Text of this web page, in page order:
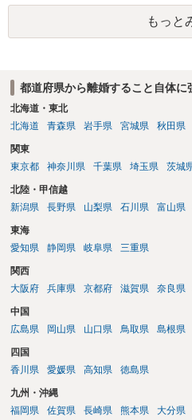
を進める選択を採らざるを得ないこ
もっと
都道府県から離婚すること自体に
北海道・東北
北海道
青森県 岩手県 宮城県 秋田県
関東
東京都
神奈川県 千葉県 埼玉県 茨城
北陸・甲信越
新潟県
長野県 山梨県 石川県 富山県
東海
愛知県
静岡県 岐阜県 三重県
関西
大阪府
兵庫県 京都府 滋賀県 奈良県
中国
広島県
岡山県 山口県 鳥取県 島根県
四国
香川県
愛媛県 高知県 徳島県
九州・沖縄
福岡県
佐賀県 長崎県 熊本県 大分県